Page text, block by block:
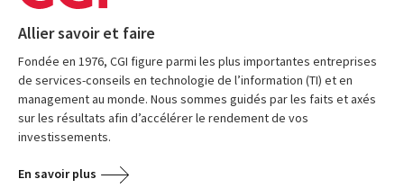
Allier savoir et faire
Fondée en 1976, CGI figure parmi les plus importantes entreprises
de services-conseils en technologie de l’information (TI) et en
management au monde. Nous sommes guidés par les faits et axés
sur les résultats afin d’accélérer le rendement de vos
investissements.
En savoir plus